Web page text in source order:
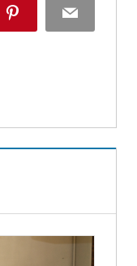
Pinterest Email